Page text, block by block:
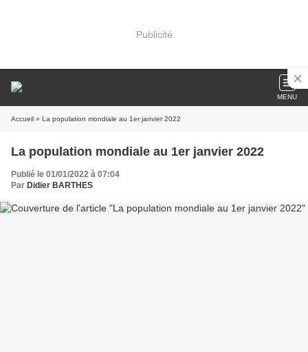
Publicité
MENU
Accueil » La population mondiale au 1er janvier 2022
La population mondiale au 1er janvier 2022
Publié le 01/01/2022 à 07:04
Par Didier BARTHES